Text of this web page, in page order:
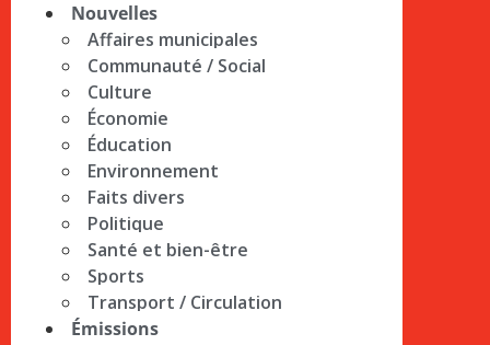
Nouvelles
Affaires municipales
Communauté / Social
Culture
Économie
Éducation
Environnement
Faits divers
Politique
Santé et bien-être
Sports
Transport / Circulation
Émissions